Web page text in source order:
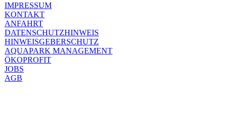
IMPRESSUM
KONTAKT
ANFAHRT
DATENSCHUTZHINWEIS
HINWEISGEBERSCHUTZ
AQUAPARK MANAGEMENT
ÖKOPROFIT
JOBS
AGB